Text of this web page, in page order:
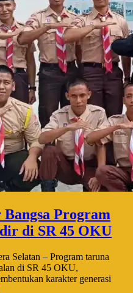
Program
di SR 45 OKU
Selatan – Program taruna
di SR 45 OKU,
karakter generasi